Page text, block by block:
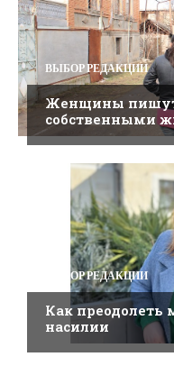
ВЫБОР РЕДАКЦИИ
Женщины
собственными
ВЫБОР РЕДАКЦИИ
Как
насилии